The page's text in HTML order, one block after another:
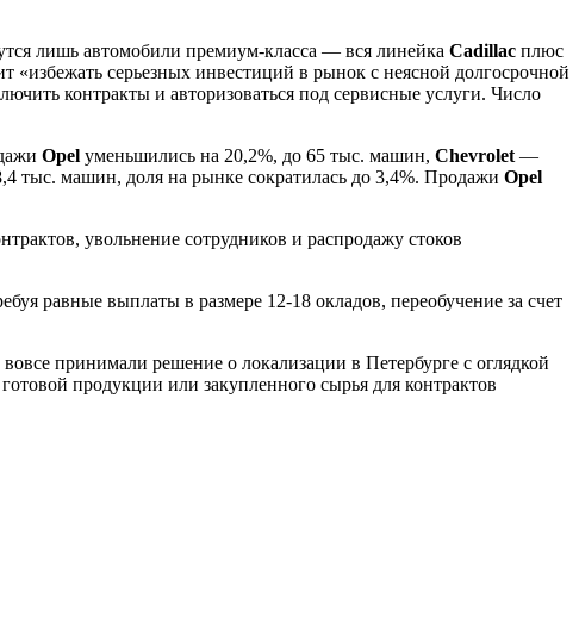
лишь автомобили премиум-класса — вся линейка Cadillac плюс
«избежать серьезных инвестиций в рынок с неясной долгосрочной
контракты и авторизоваться под сервисные услуги. Число
Opel уменьшились на 20,2%, до 65 тыс. машин, Chevrolet —
тыс. машин, доля на рынке сократилась до 3,4%. Продажи Opel
увольнение сотрудников и распродажу стоков
равные выплаты в размере 12-18 окладов, переобучение за счет
вовсе принимали решение о локализации в Петербурге с оглядкой
продукции или закупленного сырья для контрактов